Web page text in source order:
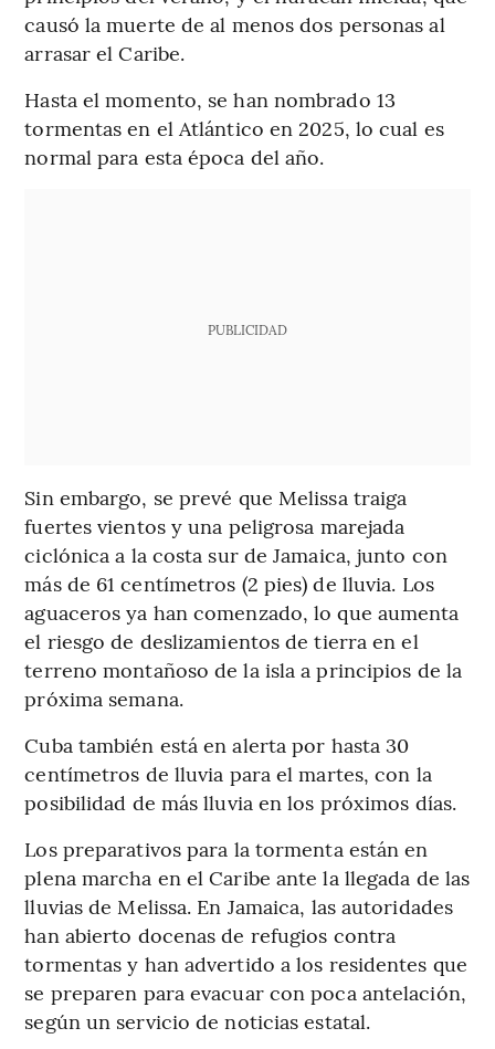
causó la muerte de al menos dos personas al
arrasar el Caribe.
Hasta el momento, se han nombrado 13
tormentas en el Atlántico en 2025, lo cual es
normal para esta época del año.
PUBLICIDAD
Sin embargo, se prevé que Melissa traiga
fuertes vientos y una peligrosa marejada
ciclónica a la costa sur de Jamaica, junto con
más de 61 centímetros (2 pies) de lluvia. Los
aguaceros ya han comenzado, lo que aumenta
el riesgo de deslizamientos de tierra en el
terreno montañoso de la isla a principios de la
próxima semana.
Cuba también está en alerta por hasta 30
centímetros de lluvia para el martes, con la
posibilidad de más lluvia en los próximos días.
Los preparativos para la tormenta están en
plena marcha en el Caribe ante la llegada de las
lluvias de Melissa. En Jamaica, las autoridades
han abierto docenas de refugios contra
tormentas y han advertido a los residentes que
se preparen para evacuar con poca antelación,
según un servicio de noticias estatal.